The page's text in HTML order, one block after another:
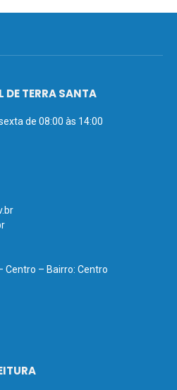
DE TERRA SANTA
de 08:00 às 14:00
Centro – Bairro: Centro